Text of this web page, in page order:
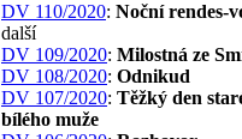
DV 110/2020: Noční rendes-
další
DV 109/2020: Milostná ze
DV 108/2020: Odnikud
DV 107/2020: Těžký den
bílého muže